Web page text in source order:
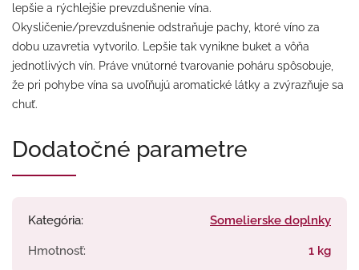
lepšie a rýchlejšie prevzdušnenie vína.
Okysličenie/prevzdušnenie odstraňuje pachy, ktoré víno za
dobu uzavretia vytvorilo. Lepšie tak vynikne buket a vôňa
jednotlivých vín. Práve vnútorné tvarovanie poháru spôsobuje,
že pri pohybe vína sa uvoľňujú aromatické látky a zvýrazňuje sa
chuť.
Dodatočné parametre
Kategória: Somelierske doplnky
Hmotnosť: 1 kg